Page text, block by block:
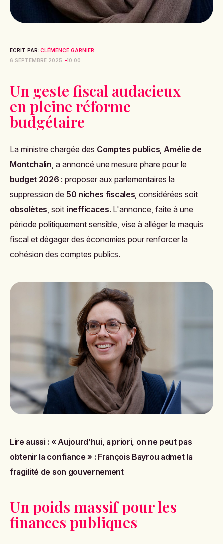
ECRIT PAR: CLÉMENCE GARNIER
6 SEPTEMBRE 2025
10:00
Un geste fiscal audacieux
en pleine réforme
budgétaire
La ministre chargée des Comptes publics,Amélie de
Montchalin, a annoncé une mesure phare pour le
budget 2026 : proposer aux parlementaires la
suppression de 50 niches fiscales, considérées soit
obsolètes, soit inefficaces. L'annonce, faite à une
période politiquement sensible, vise à alléger le maquis
fiscal et dégager des économies pour renforcer la
cohésion des comptes publics.
Lire aussi : « Aujourd’hui, a priori, on ne peut pas
obtenir la confiance » : François Bayrou admet la
fragilité de son gouvernement
Un poids massif pour les
finances publiques